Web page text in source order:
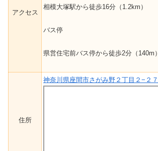
アクセス
相模大塚駅から徒歩16分（1.2km）
バス停
県営住宅前バス停から徒歩2分（140m）
住所
神奈川県座間市さがみ野２丁目２−２７